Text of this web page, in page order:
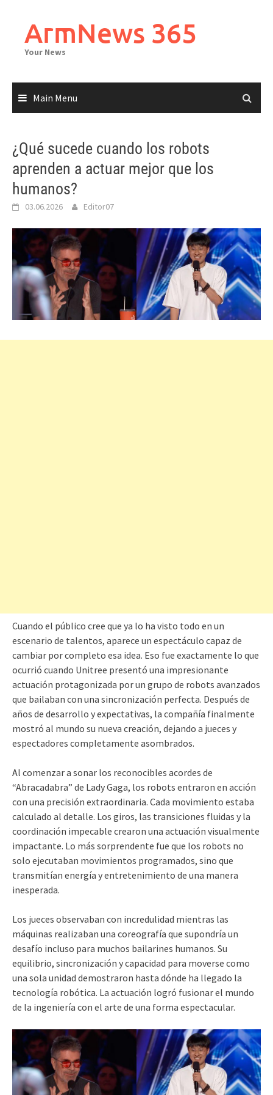
contentArmNews 365
Your News
Main Menu
¿Qué sucede cuando los robots
aprenden a actuar mejor que los
humanos?
03.06.2026 Editor07
Cuando el público cree que ya lo ha visto todo en un
escenario de talentos, aparece un espectáculo capaz de
cambiar por completo esa idea. Eso fue exactamente lo que
ocurrió cuando Unitree presentó una impresionante
actuación protagonizada por un grupo de robots avanzados
que bailaban con una sincronización perfecta. Después de
años de desarrollo y expectativas, la compañía finalmente
mostró al mundo su nueva creación, dejando a jueces y
espectadores completamente asombrados.
Al comenzar a sonar los reconocibles acordes de
“Abracadabra” de Lady Gaga, los robots entraron en acción
con una precisión extraordinaria. Cada movimiento estaba
calculado al detalle. Los giros, las transiciones fluidas y la
coordinación impecable crearon una actuación visualmente
impactante. Lo más sorprendente fue que los robots no
solo ejecutaban movimientos programados, sino que
transmitían energía y entretenimiento de una manera
inesperada.
Los jueces observaban con incredulidad mientras las
máquinas realizaban una coreografía que supondría un
desafío incluso para muchos bailarines humanos. Su
equilibrio, sincronización y capacidad para moverse como
una sola unidad demostraron hasta dónde ha llegado la
tecnología robótica. La actuación logró fusionar el mundo
de la ingeniería con el arte de una forma espectacular.